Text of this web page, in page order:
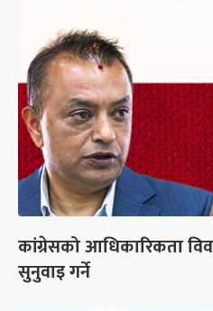
कांग्रेसको आधिकारिकता
सुनुवाइ गर्ने